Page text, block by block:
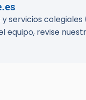
revise